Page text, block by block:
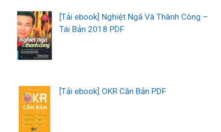
[Tải ebook] Nghiệt Ngã Và Thành Công –
Tái Bản 2018 PDF
[Tải ebook] OKR Căn Bản PDF